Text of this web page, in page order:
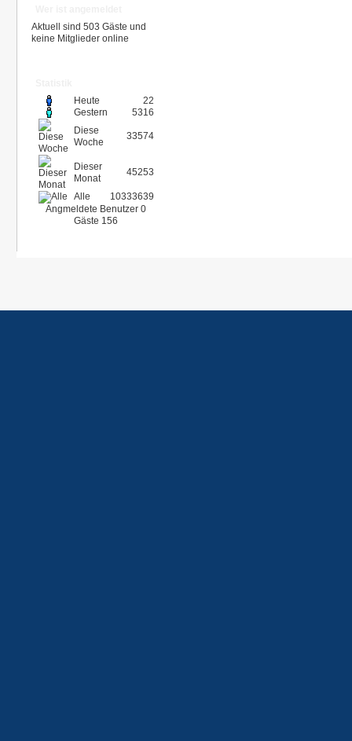
Aktuell sind 503 Gäste und
keine Mitglieder online
Heute
22
Gestern
5316
Diese
Woche
33574
Dieser
Monat
45253
Alle
10333639
Angmeldete Benutzer 0
Gäste 156